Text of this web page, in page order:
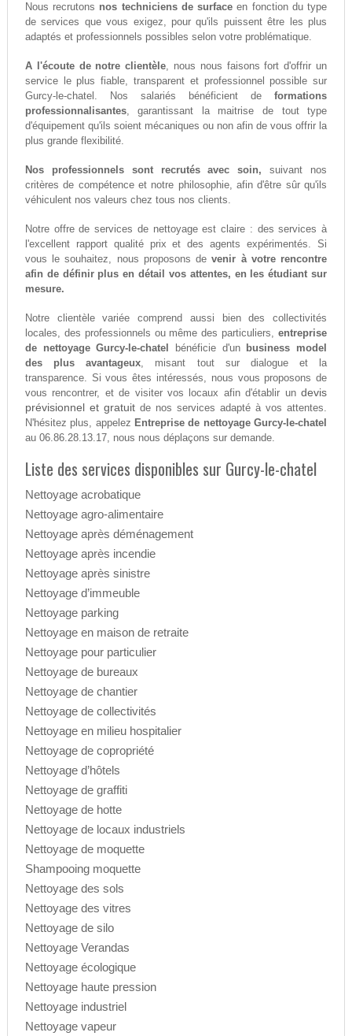
Nous recrutons nos techniciens de surface en fonction du type
de services que vous exigez, pour qu'ils puissent être les plus
adaptés et professionnels possibles selon votre problématique.
A l'écoute de notre clientèle, nous nous faisons fort d'offrir un
service le plus fiable, transparent et professionnel possible sur
Gurcy-le-chatel. Nos salariés bénéficient deformations
professionnalisantes, garantissant la maitrise de tout type
d'équipement qu'ils soient mécaniques ou non afin de vous offrir la
plus grande flexibilité.
Nos professionnels sont recrutés avec soin, suivant nos
critères de compétence et notre philosophie, afin d'être sûr qu'ils
véhiculent nos valeurs chez tous nos clients.
Notre offre de services de nettoyage est claire : des services à
l'excellent rapport qualité prix et des agents expérimentés. Si
vous le souhaitez, nous proposons devenir à votre rencontre
afin de définir plus en détail vos attentes, en les étudiant sur
mesure.
Notre clientèle variée comprend aussi bien des collectivités
locales, des professionnels ou même des particuliers,entreprise
de nettoyage Gurcy-le-chatel
bénéficie d'un business model
des plus avantageux, misant tout sur dialogue et la
transparence. Si vous êtes intéressés, nous vous proposons de
vous rencontrer, et de visiter vos locaux afin d'établir undevis
prévisionnel et gratuitde nos services adapté à vos attentes.
N'hésitez plus, appelez Entreprise de nettoyage Gurcy-le-chatel
au 06.86.28.13.17, nous nous déplaçons sur demande.
Liste des services disponibles sur Gurcy-le-chatel
Nettoyage acrobatique
Nettoyage agro-alimentaire
Nettoyage après déménagement
Nettoyage après incendie
Nettoyage après sinistre
Nettoyage d’immeuble
Nettoyage parking
Nettoyage en maison de retraite
Nettoyage pour particulier
Nettoyage de bureaux
Nettoyage de chantier
Nettoyage de collectivités
Nettoyage en milieu hospitalier
Nettoyage de copropriété
Nettoyage d’hôtels
Nettoyage de graffiti
Nettoyage de hotte
Nettoyage de locaux industriels
Nettoyage de moquette
Shampooing moquette
Nettoyage des sols
Nettoyage des vitres
Nettoyage de silo
Nettoyage Verandas
Nettoyage écologique
Nettoyage haute pression
Nettoyage industriel
Nettoyage vapeur